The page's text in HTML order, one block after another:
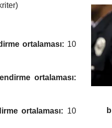
ortalaması: 10
ortalaması:
ortalaması: 10